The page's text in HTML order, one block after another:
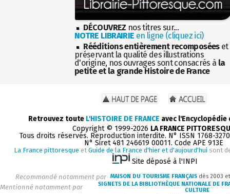
DÉCOUVREZ nos titres sur...
NOTRE LIBRAIRIE en ligne (cliquez ici)
Rééditions entièrement recomposéeset
préservant la qualité des illustrations
d'origine, nos ouvrages sont consacrés à la
petite et la grande Histoire de France
Retrouvez toute L'HISTOIRE DE FRANCE avec
Copyright © 1999-2026 LA FRANCE
Tous droits réservés. Reproduction interdite. N° ISSN 1768-
N° Siret 481 246619 00011. Code APE 913E
La France pittoresque et Guide de la France d'hier et d'aujourd'hui sont
Site déposé à l'INPI
Recommandé notamment par MAISON DU TOURISME FRANÇAIS dès 2003
Mentionné notamment par
SIGNETS DE LA BIBLIOTHÈQUE NATIONALE DE
CULTURE